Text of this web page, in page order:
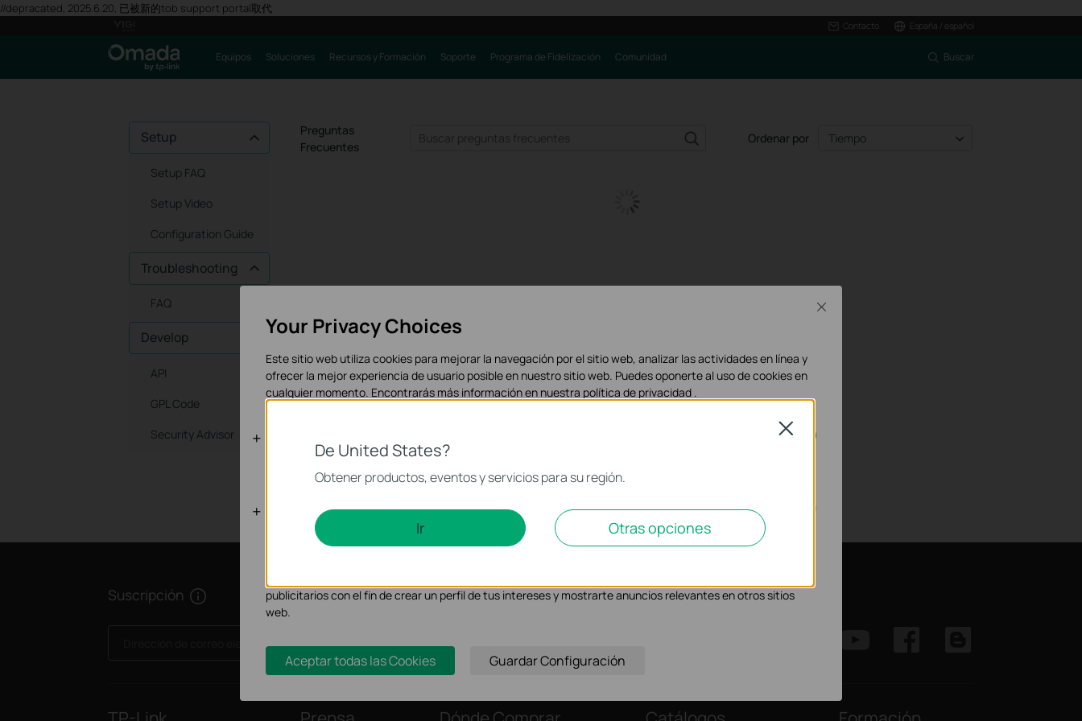
//depracated, 2025.6.20, 已被新的tob support portal取代
Contacto España / español
Equipos Soluciones Recursos y Formación Soporte Programa de Fidelización Comunidad Buscar
Setup
Setup FAQ
Setup Video
Configuration Guide
Troubleshooting
FAQ
Develop
API
GPL Code
Security Advisor
Preguntas
Frecuentes
Ordenar por Tiempo
Suscripción
Dirección de correo electrónico
Síguenos
De United States?
Obtener productos, eventos y servicios para su región.
Ir Otras opciones
Close
Your Privacy Choices
Este sitio web utiliza cookies para mejorar la navegación por el sitio web, analizar las actividades en línea y
ofrecer la mejor experiencia de usuario posible en nuestro sitio web. Puedes oponerte al uso de cookies en
cualquier momento. Encontrarás más información en nuestra política de privacidad .
Cookies de Análisis y de Marketing
Las cookies de análisis nos permiten analizar tus actividades en nuestro sitio web con el fin de mejorar y
publicitarios con el fin de crear un perfil de tus intereses y mostrarte anuncios relevantes en otros sitios
web.
Aceptar todas las Cookies Guardar Configuración
Close